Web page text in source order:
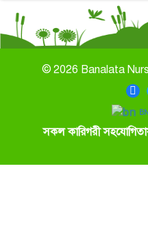
© 2026 Banalata
BN
সকল কারিগরী